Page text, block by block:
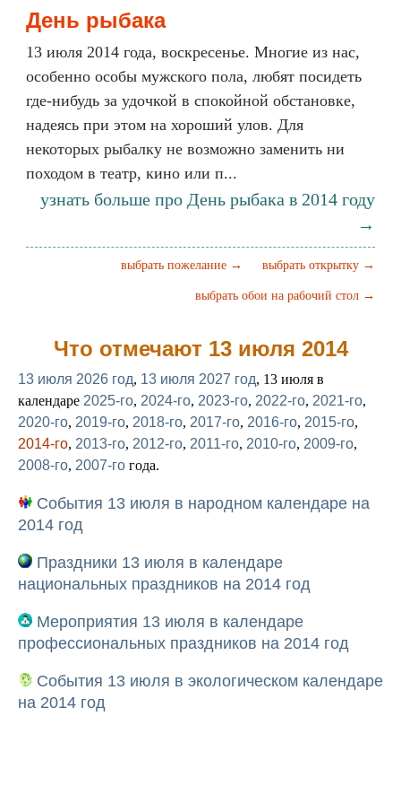
День рыбака
13 июля 2014 года, воскресенье. Многие из нас,
особенно особы мужского пола, любят посидеть
где-нибудь за удочкой в спокойной обстановке,
надеясь при этом на хороший улов. Для
некоторых рыбалку не возможно заменить ни
походом в театр, кино или п...
узнать больше про День рыбака в 2014 году
→
выбрать открытку →
выбрать пожелание →
выбрать обои на рабочий стол →
Что отмечают 13 июля 2014
13 июля 2026 год, 13 июля 2027 год, 13 июля в
календаре 2025-го, 2024-го, 2023-го, 2022-го, 2021-го,
2020-го, 2019-го, 2018-го, 2017-го, 2016-го, 2015-го,
2014-го, 2013-го, 2012-го, 2011-го, 2010-го, 2009-го,
2008-го, 2007-го года.
События 13 июля в народном календаре на
2014 год
Праздники 13 июля в календаре
национальных праздников на 2014 год
Мероприятия 13 июля в календаре
профессиональных праздников на 2014 год
События 13 июля в экологическом календаре
на 2014 год